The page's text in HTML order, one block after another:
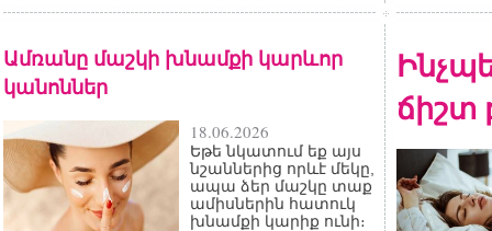
Ամռանը մաշկի խնամքի կարևոր
կանոններ
18.06.2026
Եթե նկատում եք այս
նշաններից որևէ մեկը,
ապա ձեր մաշկը տաք
ամիսներին հատուկ
խնամքի կարիք ունի։
ճիշտ